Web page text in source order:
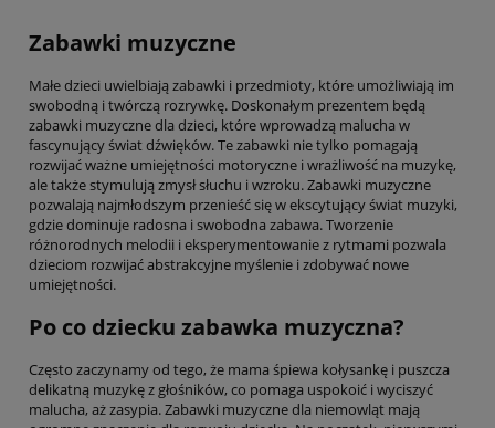
Zabawki muzyczne
Małe dzieci uwielbiają zabawki i przedmioty, które umożliwiają im
swobodną i twórczą rozrywkę. Doskonałym prezentem będą
zabawki muzyczne dla dzieci, które wprowadzą malucha w
fascynujący świat dźwięków. Te zabawki nie tylko pomagają
rozwijać ważne umiejętności motoryczne i wrażliwość na muzykę,
ale także stymulują zmysł słuchu i wzroku. Zabawki muzyczne
pozwalają najmłodszym przenieść się w ekscytujący świat muzyki,
gdzie dominuje radosna i swobodna zabawa. Tworzenie
różnorodnych melodii i eksperymentowanie z rytmami pozwala
dzieciom rozwijać abstrakcyjne myślenie i zdobywać nowe
umiejętności.
Po co dziecku zabawka muzyczna?
Często zaczynamy od tego, że mama śpiewa kołysankę i puszcza
delikatną muzykę z głośników, co pomaga uspokoić i wyciszyć
malucha, aż zasypia. Zabawki muzyczne dla niemowląt mają